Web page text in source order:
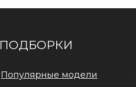
ПОДБОРКИ
Популярные модели